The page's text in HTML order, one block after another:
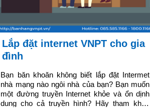
Lắp đặt internet VNPT cho gia
đình
Bạn băn khoăn không biết lắp đặt Intermet
nhà mạng nào ngôi nhà của bạn? Bạn muốn
một đường truyền Internet khỏe và ổn dịnh
dung cho cả truyền hình? Hãy tham khảo